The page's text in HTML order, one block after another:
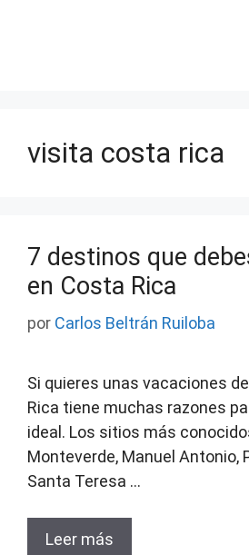
visita costa rica
7 destinos que
en Costa Rica
por Carlos Beltrán Ruiloba
Si quieres unas vacaciones
Rica tiene muchas razones
ideal. Los sitios más
Monteverde, Manuel Antonio,
Santa Teresa …
Leer más